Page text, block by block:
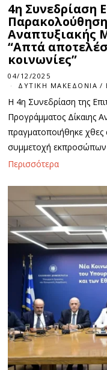
4η Συνεδρίαση
Αναπτυξιακής
“Απτά
κοινωνίες”
04/12/2025
ΔΥΤΙΚΉ ΜΑΚΕΔΟΝΊΑ /
Η 4η Συνεδρίαση της
Προγράμματος Δίκαιης
πραγματοποιήθηκε
συμμετοχή εκπροσώπων
Περισσότερα